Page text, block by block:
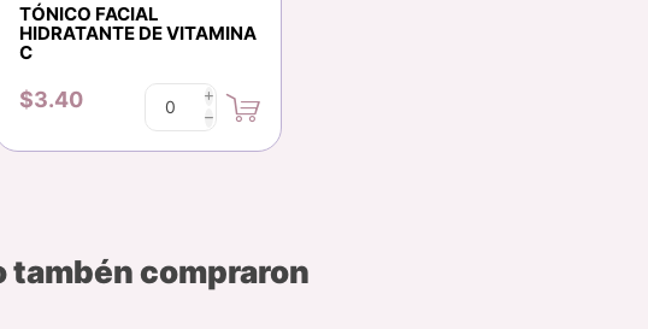
TÓNICO FACIAL
HIDRATANTE DE VITAMINA
C
$3.40 i
h
compraron